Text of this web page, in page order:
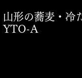
山形の蕎麦・冷
YTO-A